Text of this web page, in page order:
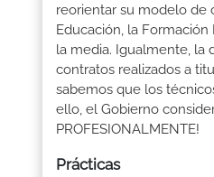
reorientar su modelo de
Educación, la
la media. Igualmente, la
contratos realizados a
sabemos que los
ello, el Gobierno
PROFESIONALMENTE!
Prácticas